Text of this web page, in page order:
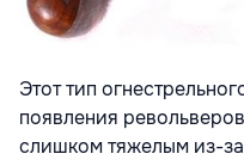
Этот тип
появления
слишком тяжелым из-